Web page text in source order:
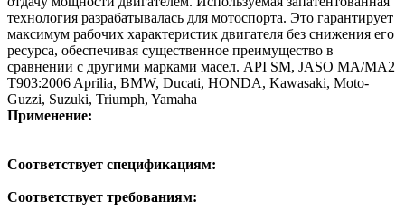
технология разрабатывалась для мотоспорта. Это гарантирует
максимум рабочих характеристик двигателя без снижения его
ресурса, обеспечивая существенное преимущество в
сравнении с другими марками масел. API SM, JASO MA/MA2
T903:2006 Aprilia, BMW, Ducati, HONDA, Kawasaki, Moto-
Guzzi, Suzuki, Triumph, Yamaha
Применение:
Соответствует спецификациям:
Соответствует требованиям: